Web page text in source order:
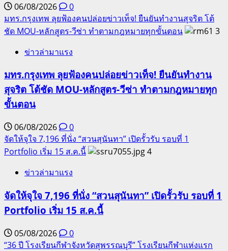
06/08/2026
0
มทร.กรุงเทพ ลุยฟ้องคนปล่อยข่าวเท็จ! ยืนยันทำงานสุจริต โต้
ชัด MOU-หลักสูตร-วีซ่า ทำตามกฎหมายทุกขั้นตอน
3
ข่าวล่ามาแรง
มทร.กรุงเทพ ลุยฟ้องคนปล่อยข่าวเท็จ! ยืนยันทำงาน
สุจริต โต้ชัด MOU-หลักสูตร-วีซ่า ทำตามกฎหมายทุก
ขั้นตอน
06/08/2026
0
จัดให้จุใจ 7,196 ที่นั่ง “สวนสุนันทา” เปิดรั้วรับ รอบที่ 1
Portfolio เริ่ม 15 ส.ค.นี้
4
ข่าวล่ามาแรง
จัดให้จุใจ 7,196 ที่นั่ง “สวนสุนันทา” เปิดรั้วรับ รอบที่ 1
Portfolio เริ่ม 15 ส.ค.นี้
05/08/2026
0
“36 ปี โรงเรียนกีฬาจังหวัดสุพรรณบุรี” โรงเรียนกีฬาแห่งแรก